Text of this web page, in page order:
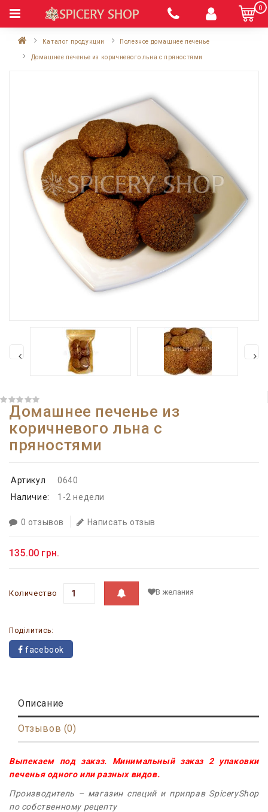
0
Каталог продукции Полезное домашнее печенье
Домашнее печенье из коричневого льна с пряностями
Домашнее печенье из
коричневого льна с
пряностями
Артикул
0640
Наличие:
1-2 недели
0 отзывов Написать отзыв
135.00 грн.
Количество В желания
Поділитись:
facebook
Описание
Отзывов (0)
Выпекаем под заказ. Минимальный заказ 2 упаковки
печенья одного или разных видов.
Производитель – магазин специй и приправ SpiceryShop
по собственному рецепту